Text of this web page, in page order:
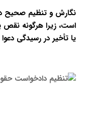
نگارش و تنظیم صحیح
است، زیرا هرگونه نقص
یا تأخیر در رسیدگی